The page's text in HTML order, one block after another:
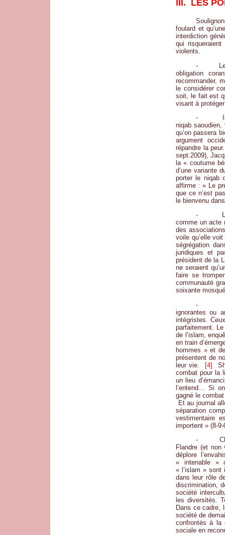
III. LES
foulard et
interdiction
qui
violents.
- Les
obligation
recommander,
le considérer
soit, le fait est
visant à
- Ils ne
niqab
qu’on passera
argument
répandre la
sept.2009),
la « coutume
d’une variante
porter le niqab
affirme : « Le
que ce n’est
le bienvenu
-
comme un acte
des
voile qu’elle
ségrégation
juridiques et
président de la
ne seraient
faire se
communauté
soixante
- C’est
ignorantes ou
intégristes.
parfaitement.
de l’islam,
en train
hommes » et
présentent de
leur vie. [4]
combat pour la
un lieu
l’entend… Si
gagné le
Et au journal
séparation
vestimentaire
importent » (8-
-
Flandre (et
déplore
« intenable »
« l’islam » sont
dans leur rôle
discrimination,
société
les diversités.
Dans ce cadre,
société de
confrontés à la
sociale en